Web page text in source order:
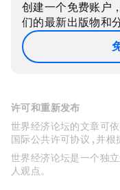
创建一个免费账户
们的最新出版物和
许可和重新发布
世界经济论坛的文章可
国际公共许可协议 , 并根
世界经济论坛是一个独
人观点。